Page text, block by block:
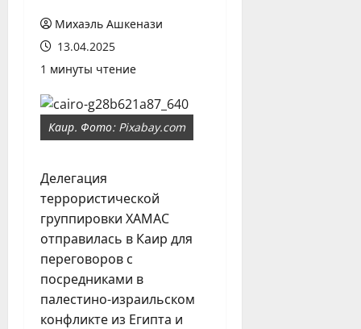
Михаэль Ашкенази
13.04.2025
1 минуты чтение
Каир. Фото: Pixabay.com
Делегация
террористической
группировки ХАМАС
отправилась в Каир для
переговоров с
посредниками в
палестино-израильском
конфликте из Египта и